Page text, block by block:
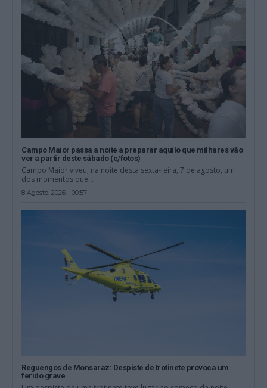
Campo Maior passa a noite a preparar aquilo que milhares vão
ver a partir deste sábado (c/fotos)
Campo Maior viveu, na noite desta sexta-feira, 7 de agosto, um
dos momentos que...
8 Agosto, 2026 - 00:57
Reguengos de Monsaraz: Despiste de trotinete provoca um
ferido grave